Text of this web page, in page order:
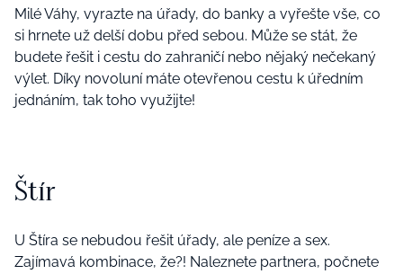
Milé Váhy, vyrazte na úřady, do banky a vyřešte vše, co
si hrnete už delší dobu před sebou. Může se stát, že
budete řešit i cestu do zahraničí nebo nějaký nečekaný
výlet. Díky novoluní máte otevřenou cestu k úředním
jednáním, tak toho využijte!
Štír
U Štíra se nebudou řešit úřady, ale peníze a sex.
Zajímavá kombinace, že?! Naleznete partnera, počnete